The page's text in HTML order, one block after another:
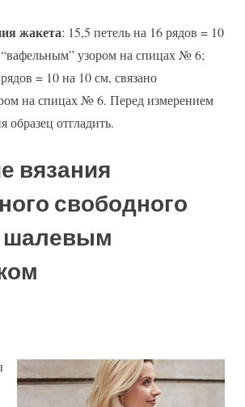
жакета: 15,5 петель на 16 рядов = 10
“вафельным” узором на спицах № 6;
= 10 на 10 см, связано
на спицах № 6. Перед измерением
образец отгладить.
вязания
свободного
шалевым